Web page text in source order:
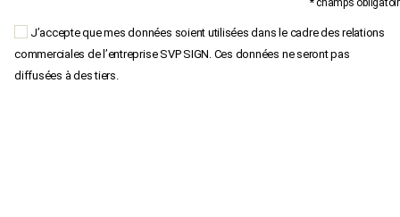
J’accepte que mes données soient utilisées dans le cadre des relations
commerciales de l’entreprise SVP SIGN. Ces données ne seront pas
diffusées à des tiers.